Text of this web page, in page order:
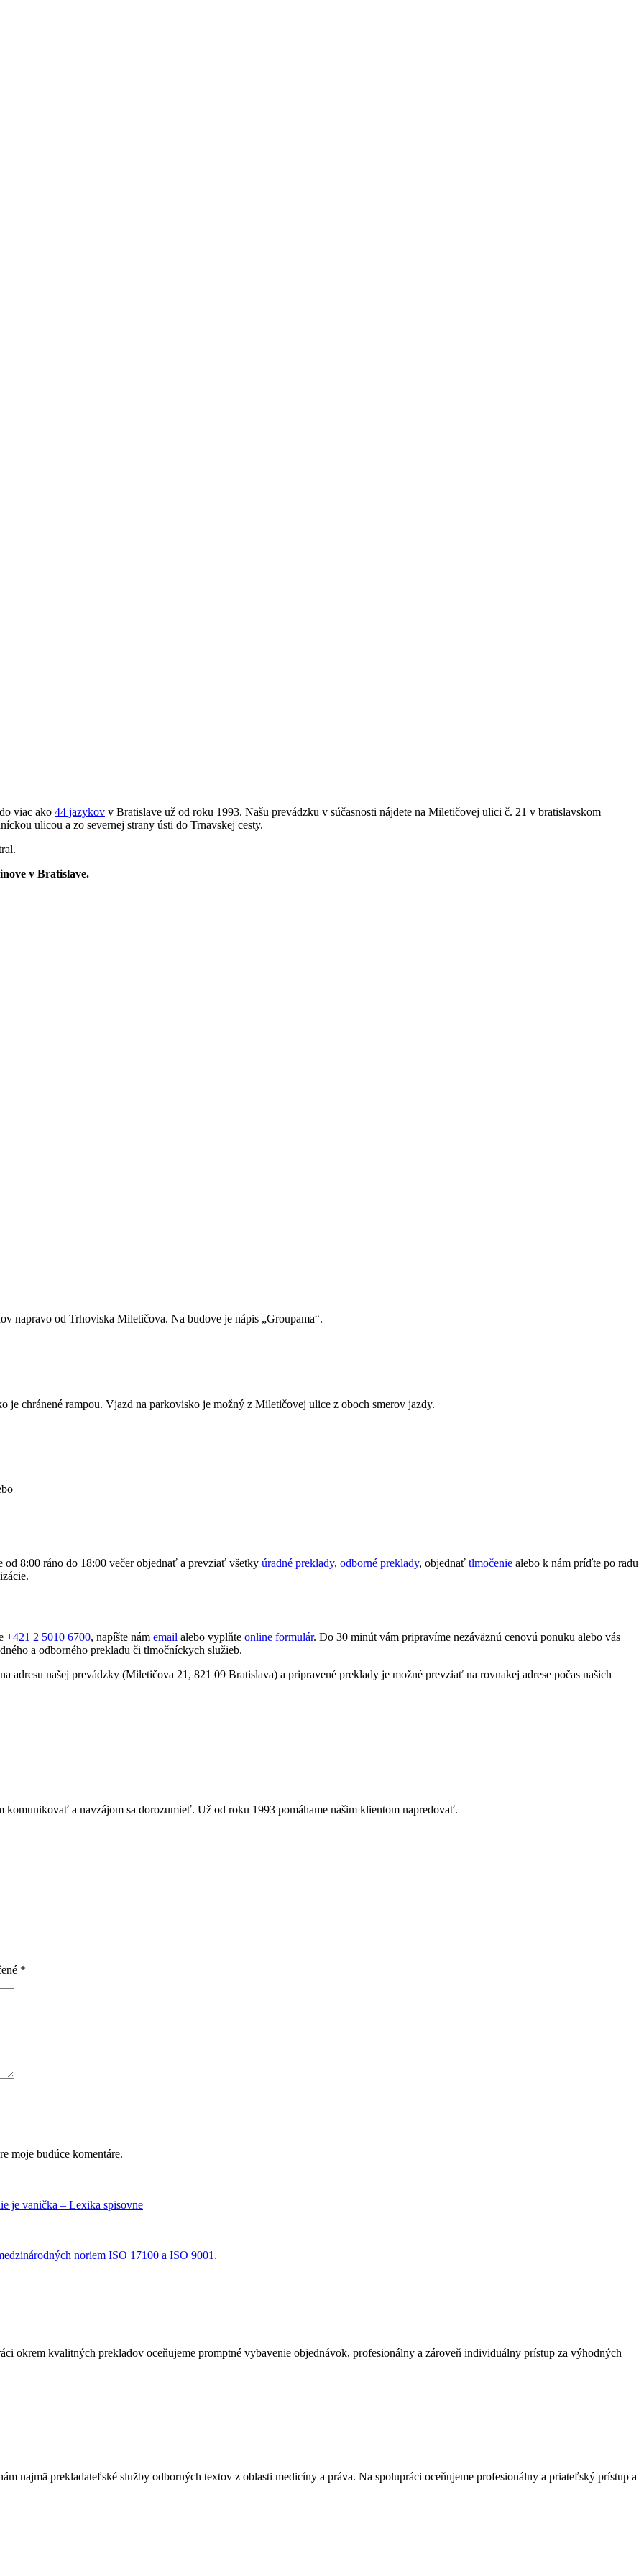
viac ako 44 jazykov v Bratislave už od roku 1993. Našu prevádzku v súčasnosti nájdete na Miletičovej ulici č. 21 v bratislavskom
ulicou a zo severnej strany ústi do Trnavskej cesty.
v Bratislave.
napravo od Trhoviska Miletičova. Na budove je nápis „Groupama“.
je chránené rampou. Vjazd na parkovisko je možný z Miletičovej ulice z oboch smerov jazdy.
8:00 ráno do 18:00 večer objednať a prevziať všetky úradné preklady, odborné preklady, objednať tlmočenie alebo k nám príďte po radu
+421 2 5010 6700, napíšte nám email alebo vyplňte online formulár. Do 30 minút vám pripravíme nezáväznú cenovú ponuku alebo vás
a odborného prekladu či tlmočníckych služieb.
adresu našej prevádzky (Miletičova 21, 821 09 Bratislava) a pripravené preklady je možné prevziať na rovnakej adrese počas našich
a navzájom sa dorozumieť. Už od roku 1993 pomáhame našim klientom napredovať.
*
moje budúce komentáre.
je vanička – Lexika spisovne
noriem ISO 17100 a ISO 9001.
okrem kvalitných prekladov oceňujeme promptné vybavenie objednávok, profesionálny a zároveň individuálny prístup za výhodných
najmä prekladateľské služby odborných textov z oblasti medicíny a práva. Na spolupráci oceňujeme profesionálny a priateľský prístup a